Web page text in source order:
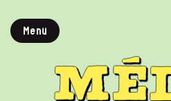
Menu